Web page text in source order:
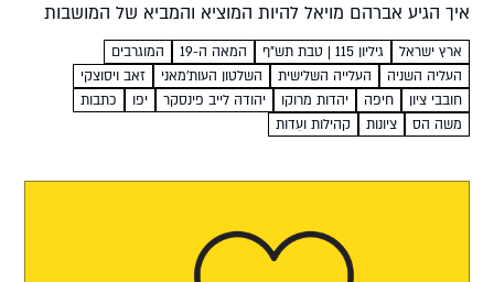
איך הגיע אברהם מויאל להיות המוציא והמביא של המושבות
הראשונות שהוקמו עבור העולים החדשים ממזרח...
ארץ ישראל גיליון 115 | טבת תש”ף המאה ה-19
המוגרבים
העליה השניה
העלייה השלישית השלטון העות'מאני
זאב ויסוצקי
חובבי ציון
חיפה יהדות מרוקו יהודה לייב פינסקר יפו
כתבות
משה הס
ציונות קהילות ועֵדות